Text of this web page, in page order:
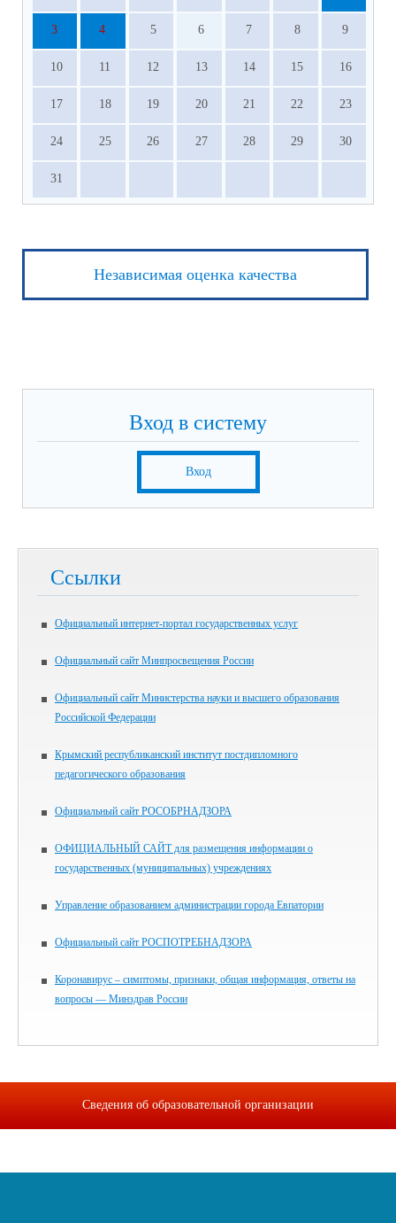
3 4 5 6 7 8 9
10 11 12 13 14 15 16
17 18 19 20 21 22 23
24 25 26 27 28 29 30
31
Независимая оценка качества
Вход в систему
Вход
Ссылки
Официальный интернет-портал государственных услуг
Официальный сайт Минпросвещения России
Официальный сайт Министерства науки и высшего образования
Российской Федерации
Крымский республиканский институт постдипломного
педагогического образования
Официальный сайт РОСОБРНАДЗОРА
ОФИЦИАЛЬНЫЙ САЙТ для размещения информации о
государственных (муниципальных) учреждениях
Управление образованием администрации города Евпатории
Официальный сайт РОСПОТРЕБНАДЗОРА
Коронавирус – симптомы, признаки, общая информация, ответы на
вопросы — Минздрав России
Сведения об образовательной организации